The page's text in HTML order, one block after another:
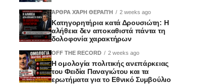
ΆΡΘΡΑ ΧΆΡΗ ΘΕΡΑΠΉ 2 weeks ago
Κατηγορητήρια κατά Δρουσιώτη: Η
αλήθεια δεν αποκαθιστά πάντα τη
δολοφονία χαρακτήρων
OFF THE RECORD 2 weeks ago
Η ομολογία πολιτικής ανεπάρκειας
του Φειδία Παναγιώτου και τα
ερωτήματα για το Εθνικό Συμβούλιο